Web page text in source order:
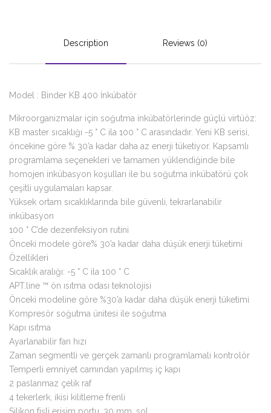
Description Reviews (0)
Model : Binder KB 400 İnkübatör
Mikroorganizmalar için soğutma inkübatörlerinde güçlü virtüöz:
KB master sıcaklığı -5 ° C ila 100 ° C arasındadır. Yeni KB serisi,
öncekine göre % 30’a kadar daha az enerji tüketiyor. Kapsamlı
programlama seçenekleri ve tamamen yüklendiğinde bile
homojen inkübasyon koşulları ile bu soğutma inkübatörü çok
çeşitli uygulamaları kapsar.
Yüksek ortam sıcaklıklarında bile güvenli, tekrarlanabilir
inkübasyon
100 ° C’de dezenfeksiyon rutini
Önceki modele göre% 30’a kadar daha düşük enerji tüketimi
Özellikleri
Sıcaklık aralığı: -5 ° C ila 100 ° C
APT.line ™ ön ısıtma odası teknolojisi
Önceki modeline göre %30’a kadar daha düşük enerji tüketimi
Kompresör soğutma ünitesi ile soğutma
Kapı ısıtma
Ayarlanabilir fan hızı
Zaman segmentli ve gerçek zamanlı programlamalı kontrolör
Temperli emniyet camından yapılmış iç kapı
2 paslanmaz çelik raf
4 tekerlerk, ikisi kilitleme frenli